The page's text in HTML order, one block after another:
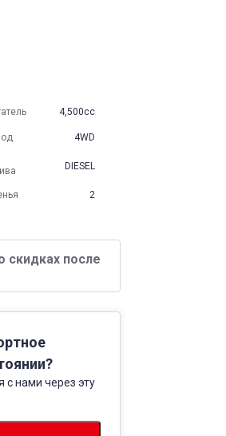
скидках после
с нами через эту
4,500cc
4WD
DIESEL
2